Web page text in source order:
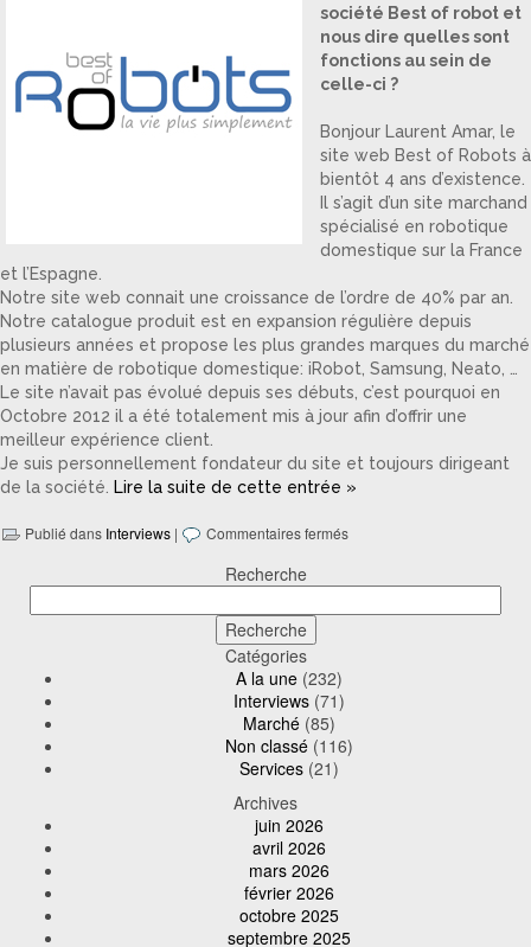
société Best of robot et
nous dire quelles sont
fonctions au sein de
celle-ci ?
Bonjour Laurent Amar, le
site web Best of Robots à
bientôt 4 ans d’existence.
Il s’agit d’un site marchand
spécialisé en robotique
domestique sur la France
et l’Espagne.
Notre site web connait une croissance de l’ordre de 40% par an.
Notre catalogue produit est en expansion régulière depuis
plusieurs années et propose les plus grandes marques du marché
en matière de robotique domestique: iRobot, Samsung, Neato, …
Le site n’avait pas évolué depuis ses débuts, c’est pourquoi en
Octobre 2012 il a été totalement mis à jour afin d’offrir une
meilleur expérience client.
Je suis personnellement fondateur du site et toujours dirigeant
de la société. Lire la suite de cette entrée »
Publié dans Interviews | Commentaires fermés
Recherche
Catégories
A la une (232)
Interviews (71)
Marché (85)
Non classé (116)
Services (21)
Archives
juin 2026
avril 2026
mars 2026
février 2026
octobre 2025
septembre 2025